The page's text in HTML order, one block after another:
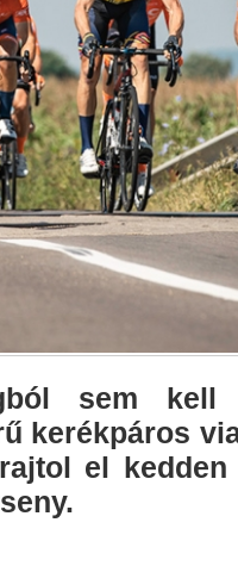
sem kell
kerékpáros
el